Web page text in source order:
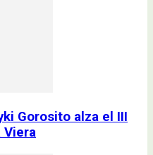
Gorosito alza el III
Viera